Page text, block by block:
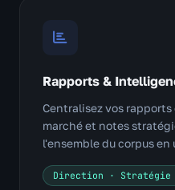
Rapports &
Centralisez vos
marché et notes
l'ensemble du corpus
Direction ·